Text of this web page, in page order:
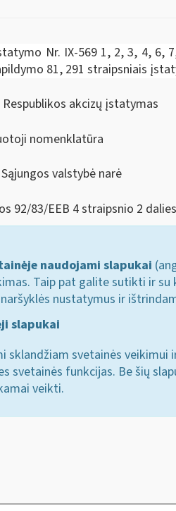
Nr. IX-569 1, 2, 3, 4, 6,
81, 291 straipsniais
akcizų įstatymas
nomenklatūra
valstybė narė
92/83/EEB 4 straipsnio 2
naudojami slapukai
Taip pat galite sutikti ir
nustatymus ir
slapukai
sklandžiam svetainės veikimui
svetainės funkcijas. Be šių
veikti.